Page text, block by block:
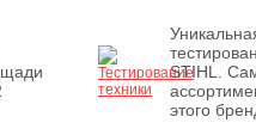
STIHL.
этого